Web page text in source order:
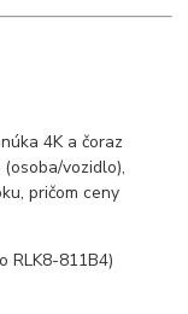
4K a čoraz
vozidlo),
pričom ceny
RLK8-811B4)